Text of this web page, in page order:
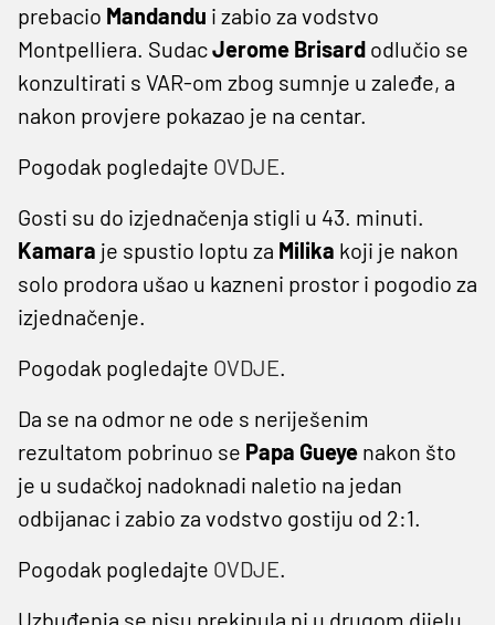
prebacio Mandandu i zabio za vodstvo
Montpelliera. SudacJerome Brisard odlučio se
konzultirati s VAR-om zbog sumnje u zaleđe, a
nakon provjere pokazao je na centar.
Pogodak pogledajte OVDJE.
Gosti su do izjednačenja stigli u 43. minuti.
Kamara je spustio loptu za Milika koji je nakon
solo prodora ušao u kazneni prostor i pogodio za
izjednačenje.
Pogodak pogledajte OVDJE.
Da se na odmor ne ode s neriješenim
rezultatom pobrinuo se Papa Gueye nakon što
je u sudačkoj nadoknadi naletio na jedan
odbijanac i zabio za vodstvo gostiju od 2:1.
Pogodak pogledajte OVDJE.
Uzbuđenja se nisu prekinula ni u drugom dijelu.